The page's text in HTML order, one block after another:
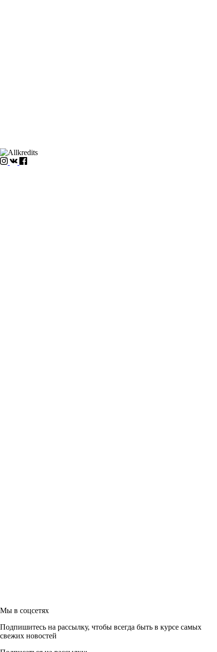
Мы в соцсетях
Подпишитесь на рассылку, чтобы всегда быть в курсе самых
свежих новостей